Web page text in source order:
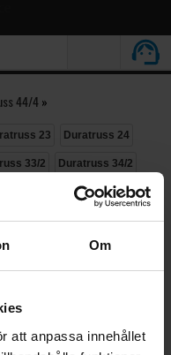
Om
att anpassa innehållet
44/4»
23 Duratruss 24
33/2 Duratruss 34/2
Duratruss 44/2
Tillbehör